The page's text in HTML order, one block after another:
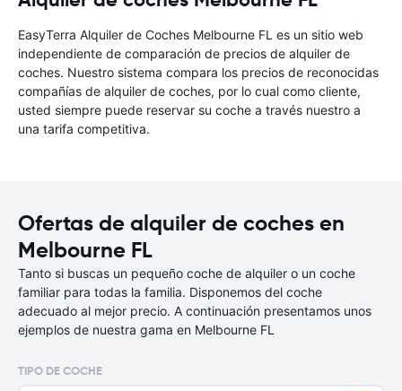
EasyTerra Alquiler de Coches Melbourne FL es un sitio web
independiente de comparación de precios de alquiler de
coches. Nuestro sistema compara los precios de reconocidas
compañías de alquiler de coches, por lo cual como cliente,
usted siempre puede reservar su coche a través nuestro a
una tarifa competitiva.
Ofertas de alquiler de coches en
Melbourne FL
Tanto si buscas un pequeño coche de alquiler o un coche
familiar para todas la familia. Disponemos del coche
adecuado al mejor precio. A continuación presentamos unos
ejemplos de nuestra gama en Melbourne FL
TIPO DE COCHE